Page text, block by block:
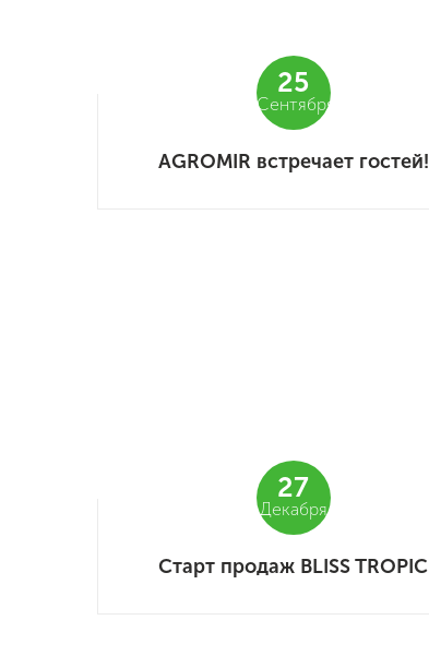
25
Сентября
AGROMIR встречает гостей!
27
Декабря
Старт продаж BLISS TROPIC